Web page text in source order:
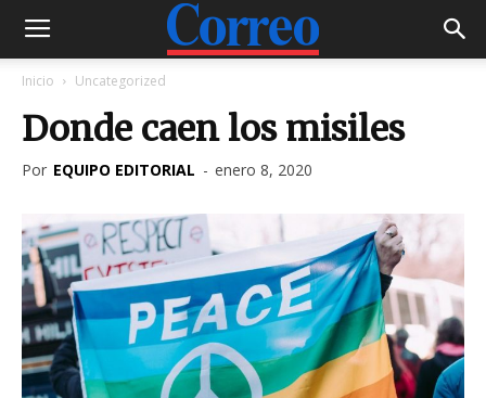
Inicio Uncategorized
Donde caen los misiles
Por EQUIPO EDITORIAL - enero 8, 2020